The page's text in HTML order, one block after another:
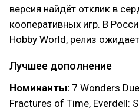
версия найдёт отклик в
кооперативных игр. В
Hobby World, релиз
Лучшее дополнение
Номинанты: 7 Wonders
Fractures of Time, Everdell: